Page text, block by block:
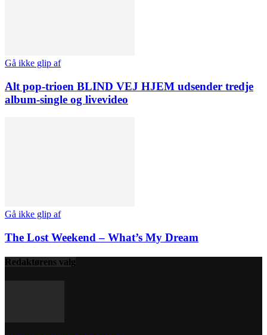
Gå ikke glip af
Alt pop-trioen BLIND VEJ HJEM udsender tredje
album-single og livevideo
Gå ikke glip af
The Lost Weekend – What’s My Dream
Redaktørens valg